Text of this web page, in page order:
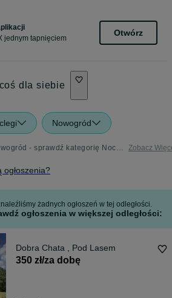
jednym tapnięciem
Otwórz
dla siebie
Nowogród
Wymarzony nocleg - Nowogród - sprawdź kategorię Noclegi Zobacz
żadnych ogłoszeń w tej odległości.
ogłoszenia w większej odległości:
Dobra Chata , Pod Lasem
350 zł/za dobę